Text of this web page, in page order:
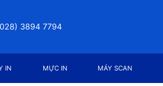
3894 7794
IN MỰC IN MÁY SCAN